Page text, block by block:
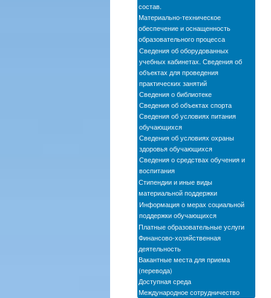
состав.
Материально-техническое
обеспечение и оснащенность
образовательного процесса
Сведения об оборудованных
учебных кабинетах. Сведения об
объектах для проведения
практических занятий
Сведения о библиотеке
Сведения об объектах спорта
Сведения об условиях питания
обучающихся
Сведения об условиях охраны
здоровья обучающихся
Сведения о средствах обучения и
воспитания
Стипендии и иные виды
материальной поддержки
Информация о мерах социальной
поддержки обучающихся
Платные образовательные услуги
Финансово-хозяйственная
деятельность
Вакантные места для приема
(перевода)
Доступная среда
Международное сотрудничество